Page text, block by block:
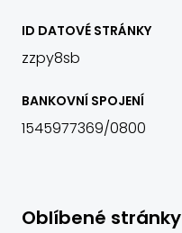
ID DATOVÉ STRÁNKY
zzpy8sb
BANKOVNÍ SPOJENÍ
1545977369/0800
Oblíbené stránky